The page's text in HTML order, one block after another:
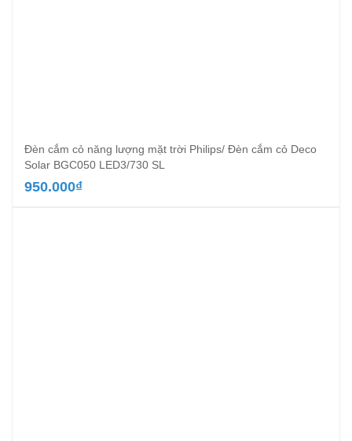
Đèn cắm cỏ năng lượng mặt trời Philips/ Đèn cắm cỏ Deco
Solar BGC050 LED3/730 SL
950.000₫